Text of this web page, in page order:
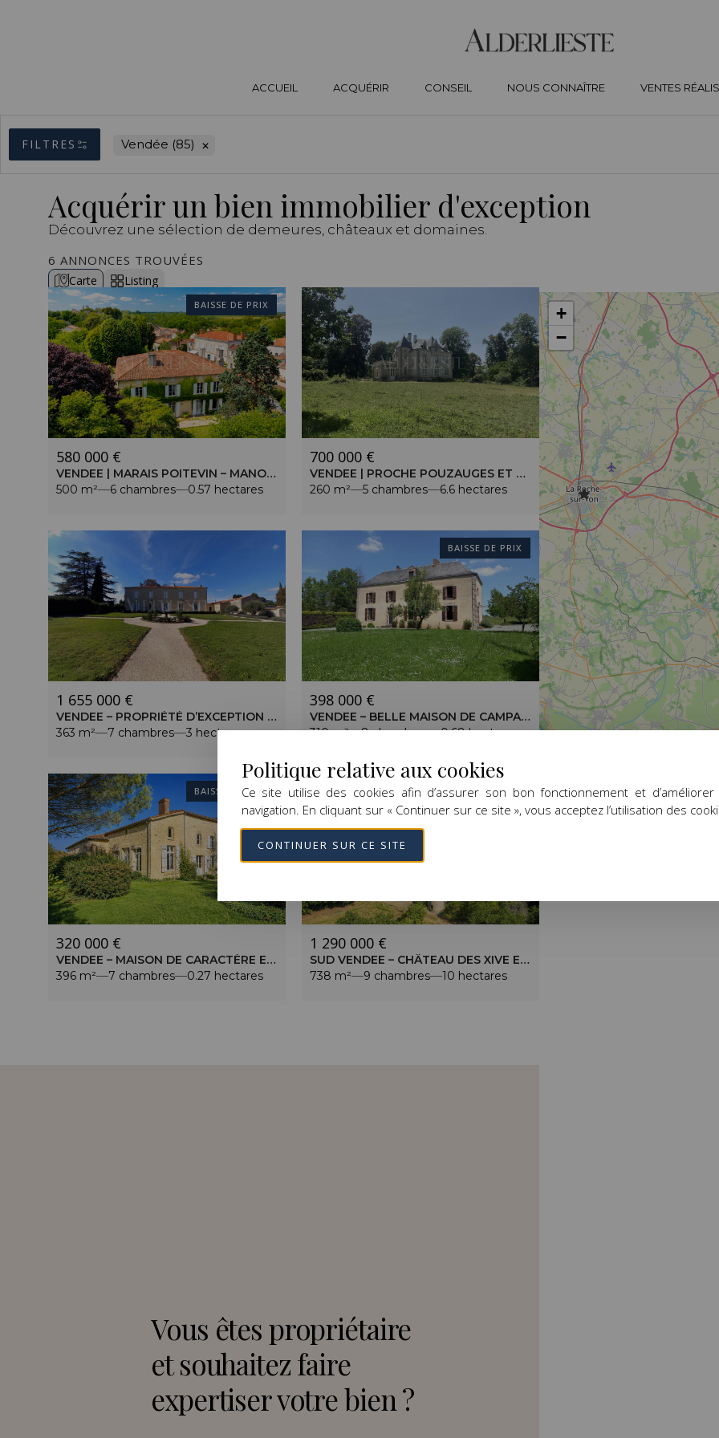
ACCUEIL ACQUÉRIR CONSEIL NOUS CONNAÎTRE VENTES
FILTRES Vendée (85) ×
Acquérir un bien immobilier d'exception
Découvrez une sélection de demeures, châteaux et domaines.
6 ANNONCES TROUVÉES
Carte Listing
BAISSE DE PRIX
580 000 €
VENDEE | MARAIS POITEVIN – MANOIR XVIE ET XVIIIE DE 500 M² – JARDIN CLOS AVEC PISCINE
500 m²
6 chambres 0.57 hectares
700 000 €
VENDEE | PROCHE POUZAUGES ET DU PUY DU FOU – DEMEURE XIXE – TERRAIN DE 6,65 HECTARES
260 m²
5 chambres 6.6 hectares
1 655 000 €
VENDEE – PROPRIÉTÉ D’EXCEPTION – 3HA DE PARC AVEC TENNIS ET PISCINE
363 m²
7 chambres 3 hectares
BAISSE DE PRIX
398 000 €
VENDEE – BELLE MAISON DE CAMPAGNE – TERRAIN DE 7000M² – PRÈS DE PUY DU FOU
310 m²
8 chambres 0.68 hectares
BAISSE DE PRIX
320 000 €
VENDEE – MAISON DE CARACTÈRE EN VILLAGE AVEC SA CHAPELLE – TERRAIN DE 2713 M²
396 m²
7 chambres 0.27 hectares
1 290 000 €
SUD VENDEE – CHÂTEAU DES XIVE ET XVE SIÈCLES – PARC DE 10 HECTARES
738 m²
9 chambres 10 hectares
+
−
Vous êtes propriétaire
et souhaitez faire
expertiser votre bien ?
Politique relative aux cookies
Ce site utilise des cookies afin d’assurer son bon fonctionnement et
navigation. En cliquant sur « Continuer sur ce site », vous acceptez l’utilisation des
CONTINUER SUR CE SITE